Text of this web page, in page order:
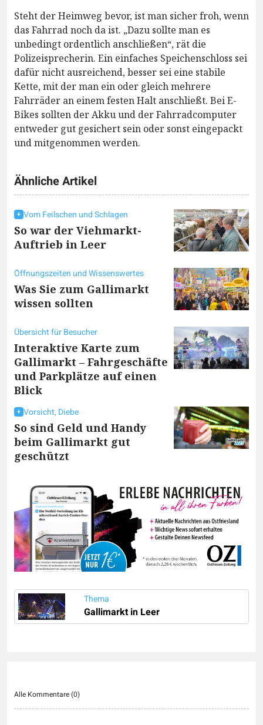
Steht der Heimweg bevor, ist man sicher froh, wenn
das Fahrrad noch da ist. „Dazu sollte man es
unbedingt ordentlich anschließen“, rät die
Polizeisprecherin. Ein einfaches Speichenschloss sei
dafür nicht ausreichend, besser sei eine stabile
Kette, mit der man ein oder gleich mehrere
Fahrräder an einem festen Halt anschließt. Bei E-
Bikes sollten der Akku und der Fahrradcomputer
entweder gut gesichert sein oder sonst eingepackt
und mitgenommen werden.
Ähnliche Artikel
Vom Feilschen und Schlagen
So war der Viehmarkt-
Auftrieb in Leer
Öffnungszeiten und Wissenswertes
Was Sie zum Gallimarkt
wissen sollten
Übersicht für Besucher
Interaktive Karte zum
Gallimarkt – Fahrgeschäfte
und Parkplätze auf einen
Blick
Vorsicht, Diebe
So sind Geld und Handy
beim Gallimarkt gut
geschützt
Thema
Gallimarkt in Leer
Alle Kommentare (0)